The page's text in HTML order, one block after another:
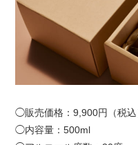
◯販売価格：9,900円（税込
◯内容量：500ml